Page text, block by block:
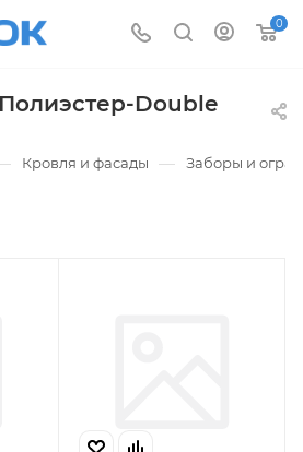
0
Double
Кровля и фасады — Заборы и